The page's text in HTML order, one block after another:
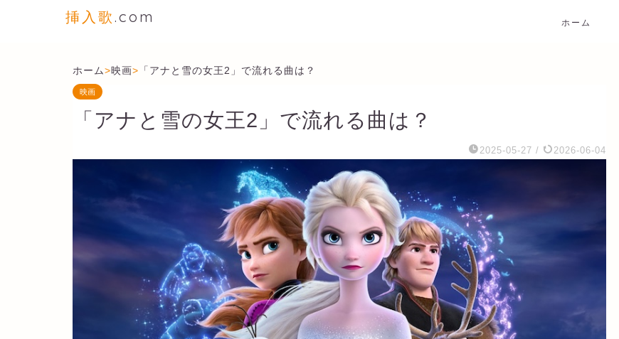
挿入歌.com ホーム
ホーム>映画> 「アナと雪の女王2」で流れる曲は？
映画
「アナと雪の女王2」で流れる曲は？
2025-05-27 / 2026-06-04